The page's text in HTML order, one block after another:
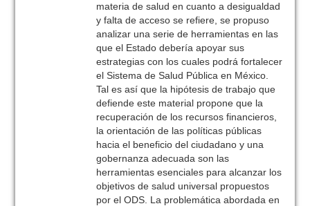
materia de salud en cuanto a desigualdad
y falta de acceso se refiere, se propuso
analizar una serie de herramientas en las
que el Estado debería apoyar sus
estrategias con los cuales podrá fortalecer
el Sistema de Salud Pública en México.
Tal es así que la hipótesis de trabajo que
defiende este material propone que la
recuperación de los recursos financieros,
la orientación de las políticas públicas
hacia el beneficio del ciudadano y una
gobernanza adecuada son las
herramientas esenciales para alcanzar los
objetivos de salud universal propuestos
por el ODS. La problemática abordada en